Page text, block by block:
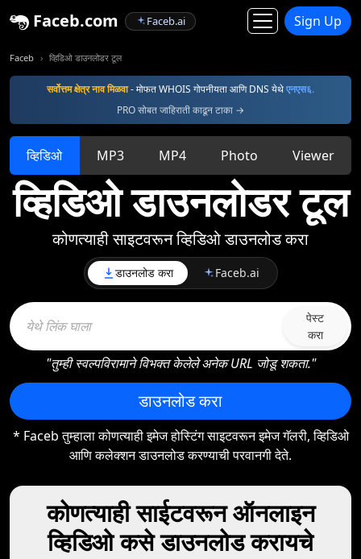
Faceb.com Faceb.ai Sign Up
Faceb व्हिडिओ डाउनलोडर टूल
सर्वोत्तम क्षेत्र नाव मिळवा- मोफत WHOIS गोपनीयता आणि DNS येथेएनएस६.
PRO सोबत जाहिराती काढून टाका →
व्हिडिओ MP3 MP4 Photo Viewer
व्हिडिओ डाउनलोडर टूल
कोणत्याही साइटवरून व्हिडिओ डाउनलोड करा
डाउनलोड करा Faceb.ai
पेस्ट
करा
"तुम्ही स्वल्पविरामाने विभक्त केलेले अनेक URL जोडू शकता."
डाउनलोड करा
* Faceb तुम्हाला कोणत्याही इमेज होस्टिंग साइटवरून इमेज गॅलरी, व्हिडिओ
आणि कलेक्शन डाउनलोड करण्याची परवानगी देते.
कोणत्याही साईटवरून ऑनलाइन
व्हिडिओ कसे डाउनलोड करायचे